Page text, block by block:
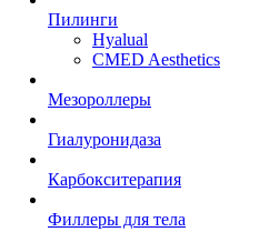
Пилинги
Hyalual
CMED Aesthetics
Мезороллеры
Гиалуронидаза
Карбокситерапия
Филлеры для тела